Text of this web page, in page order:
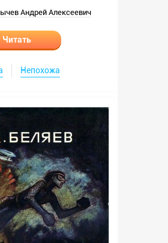
Андрей Алексеевич
Читать
Непохожа